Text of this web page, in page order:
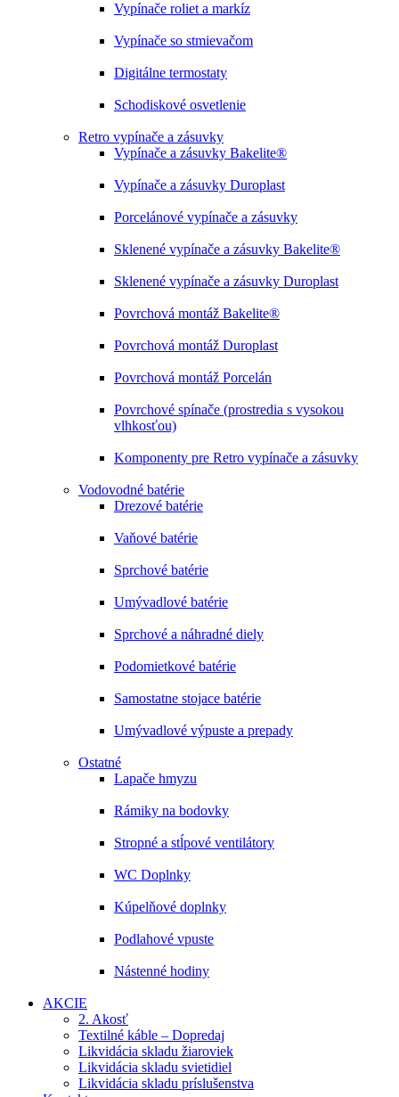
Vypínače roliet a markíz
Vypínače so stmievačom
Digitálne termostaty
Schodiskové osvetlenie
Retro vypínače a zásuvky
Vypínače a zásuvky Bakelite®
Vypínače a zásuvky Duroplast
Porcelánové vypínače a zásuvky
Sklenené vypínače a zásuvky Bakelite®
Sklenené vypínače a zásuvky Duroplast
Povrchová montáž Bakelite®
Povrchová montáž Duroplast
Povrchová montáž Porcelán
Povrchové spínače (prostredia s vysokou
vlhkosťou)
Komponenty pre Retro vypínače a zásuvky
Vodovodné batérie
Drezové batérie
Vaňové batérie
Sprchové batérie
Umývadlové batérie
Sprchové a náhradné diely
Podomietkové batérie
Samostatne stojace batérie
Umývadlové výpuste a prepady
Ostatné
Lapače hmyzu
Rámiky na bodovky
Stropné a stĺpové ventilátory
WC Doplnky
Kúpelňové doplnky
Podlahové vpuste
Nástenné hodiny
AKCIE
2. Akosť
Textilné káble – Dopredaj
Likvidácia skladu žiaroviek
Likvidácia skladu svietidiel
Likvidácia skladu príslušenstva